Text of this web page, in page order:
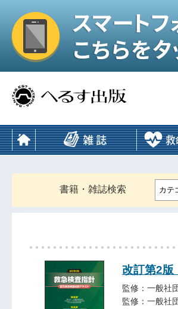
書籍・雑誌検索 カテ
改訂第2
監修：一般社
監修：一般社